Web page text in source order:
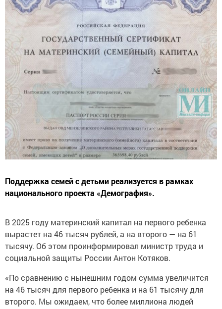
Поддержка семей с детьми реализуется в рамках
национального проекта «Демография».
В 2025 году материнский капитал на первого ребенка
вырастет на 46 тысяч рублей, а на второго — на 61
тысячу. Об этом проинформировал министр труда и
социальной защиты России Антон Котяков.
«По сравнению с нынешним годом сумма увеличится
на 46 тысяч для первого ребенка и на 61 тысячу для
второго. Мы ожидаем, что более миллиона людей